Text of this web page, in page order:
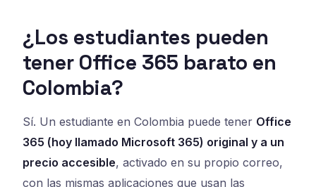
¿Los estudiantes pueden
tener Office 365 barato en
Colombia?
Sí. Un estudiante en Colombia puede tener Office
365 (hoy llamado Microsoft 365) original y a un
precio accesible, activado en su propio correo,
con las mismas aplicaciones que usan las